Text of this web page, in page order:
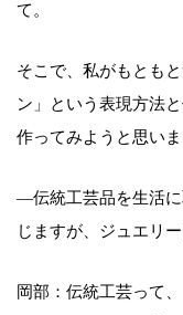
て。
そこで、私がもとも
ン」という表現方法
作ってみようと思いま
—伝統工芸品を生活
じますが、ジュエリ
岡部：伝統工芸って